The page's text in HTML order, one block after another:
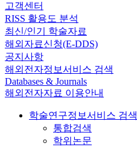
고객센터
RISS 활용도 분석
최신/인기 학술자료
해외자료신청(E-DDS)
공지사항
해외전자정보서비스 검색
Databases & Journals
해외전자자료 이용안내
학술연구정보서비스 검색
통합검색
학위논문